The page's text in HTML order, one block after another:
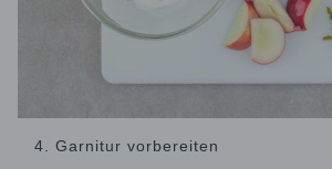
4. Garnitur vorbereiten